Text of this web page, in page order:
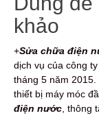
khảo
+Sửa chữa điện
dịch vụ của công ty
tháng 5 năm
thiết bị máy móc
điện nước , thông